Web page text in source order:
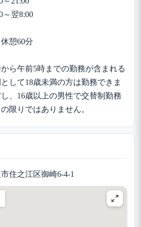
～翌8:00
憩60分
ら午前5時までの勤務が含まれる
して18歳未満の方は勤務できま
、16歳以上の男性で交替制勤務
限りではありません。
住之江区御崎6-4-1